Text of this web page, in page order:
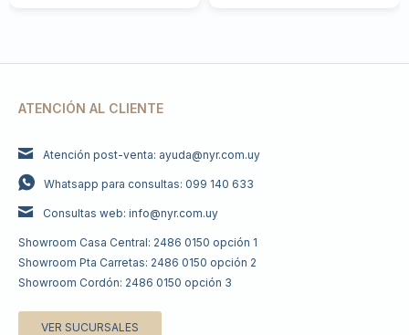
ATENCIÓN AL CLIENTE
Atención post-venta: ayuda@nyr.com.uy
Whatsapp para consultas: 099 140 633
Consultas web: info@nyr.com.uy
Showroom Casa Central: 2486 0150 opción 1
Showroom Pta Carretas: 2486 0150 opción 2
Showroom Cordón: 2486 0150 opción 3
VER SUCURSALES